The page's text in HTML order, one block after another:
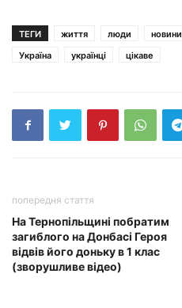
ТЕГИ життя люди новини
Україна
українці цікаве
попередня стаття
На Тернопільщині побратим
загиблого на Донбасі Героя
відвів його доньку в 1 клас
(зворушливе відео)